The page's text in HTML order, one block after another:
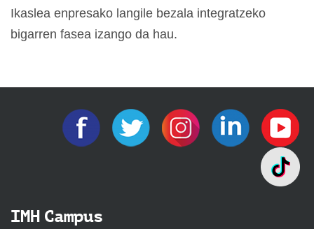
Ikaslea enpresako langile bezala integratzeko
bigarren fasea izango da hau.
IMH Campus